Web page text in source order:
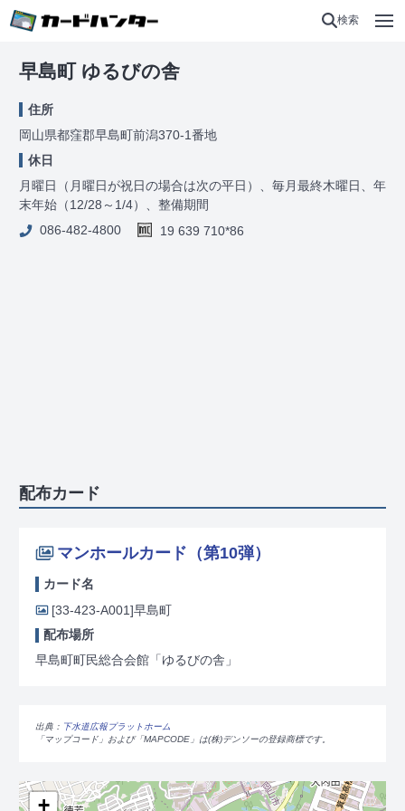
検索
早島町 ゆるびの舎
住所
岡山県都窪郡早島町前潟370-1番地
休日
月曜日（月曜日が祝日の場合は次の平日）、毎月最終木曜日、年
末年始（12/28～1/4）、整備期間
086-482-4800
19 639 710*86
配布カード
マンホールカード（第10弾）
カード名
[33-423-A001]早島町
配布場所
早島町町民総合会館「ゆるびの舎」
出典： 下水道広報プラットホーム
「マップコード」および「MAPCODE」は(株)デンソーの登録商標です。
+